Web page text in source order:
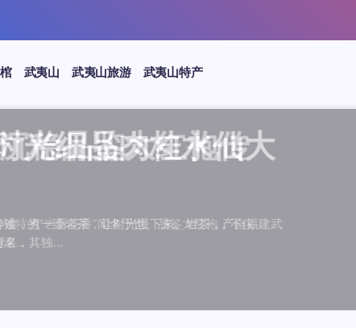
武夷山 武夷山旅游 武夷山特产
光细品肉桂水仙大
静谧，煮一壶岩茶，让时光慢下来。岩茶，产自福建武
得名，其独…
沉稳品鉴大红袍传
以其独特的“岩骨花香”闻名于世。品鉴大红袍，不仅
底蕴的深…
绵长品鉴武夷水仙
典品种，以其汤水顺滑、底蕴绵长而备受茶客青睐。品
长的岁月，…
不散品鉴武夷肉桂
誉，而肉桂更是其中翘楚。其名源于香叶似肉桂，更因
不散，令…
同三款经典岩茶对
其独特的“岩韵”闻名于世。所谓岩韵，是茶叶在武夷
华后形成…
全面品鉴肉桂水仙
底是关键环节。肉桂、水仙、大红袍作为岩茶代表，其
工艺与山场…
光细品肉桂水仙大
谧，煮一壶岩茶，让时光慢下来。岩茶，产自福建武
名，其独…
沉稳品鉴大红袍传
独特的“岩骨花香”闻名于世。品鉴大红袍，不仅
的深…
长品鉴武夷水仙
以其汤水顺滑、底蕴绵长而备受茶客青睐。品
，…
散品鉴武夷肉桂
桂更是其中翘楚。其名源于香叶似肉桂，更因
…
三款经典岩茶对
的“岩韵”闻名于世。所谓岩韵，是茶叶在武夷
…
面品鉴肉桂水仙
环节。肉桂、水仙、大红袍作为岩茶代表，其
场…
细品肉桂水仙大
一壶岩茶，让时光慢下来。岩茶，产自福建武
独…
稳品鉴大红袍传
特的“岩骨花香”闻名于世。品鉴大红袍，不仅
…
长品鉴武夷水仙
以其汤水顺滑、底蕴绵长而备受茶客青睐。品
，…
散品鉴武夷肉桂
桂更是其中翘楚。其名源于香叶似肉桂，更因
…
三款经典岩茶对
的“岩韵”闻名于世。所谓岩韵，是茶叶在武夷
…
面品鉴肉桂水仙
环节。肉桂、水仙、大红袍作为岩茶代表，其
场…